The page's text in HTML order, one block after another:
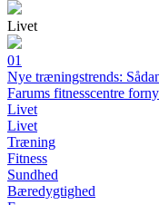
Livet
01
Nye træningstrends:
Farums fitnesscentre
Livet
Livet
Træning
Fitness
Sundhed
Bæredygtighed